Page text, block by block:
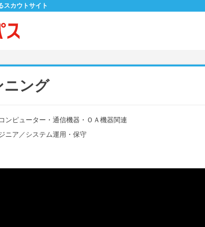
スカウトサイト
ニング
コンピューター・通信機器・ＯＡ機器関連
ニア ／システム運用・保守